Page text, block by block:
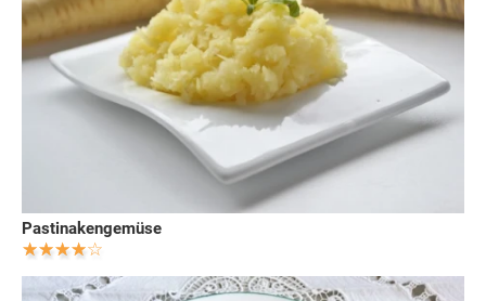
Pastinakengemüse